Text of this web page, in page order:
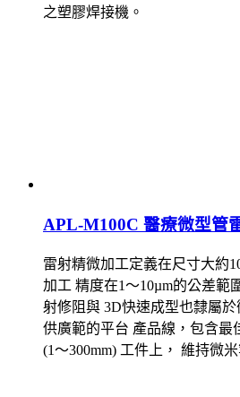
之塑膠焊接機。
APL-M100C 醫療微型管
雷射精微加工定義在尺寸大約
加工 精度在1～10µm的公差範
射修阻與 3D快速成型也隸屬
供廣範的平台 產品線，包含最
(1～300mm) 工件上， 維持微